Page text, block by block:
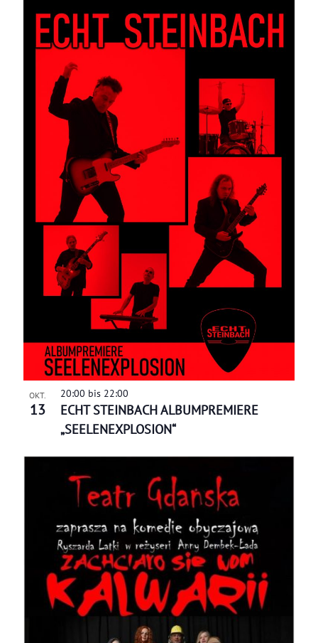
OKT.
13
ECHT STEINBACH ALBUMPREMIERE
„SEELENEXPLOSION“
20:00 bis 22:00